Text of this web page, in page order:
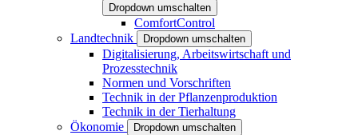
Dropdown umschalten
ComfortControl
Landtechnik
Dropdown umschalten
Digitalisierung, Arbeitswirtschaft und
Prozesstechnik
Normen und Vorschriften
Technik in der Pflanzenproduktion
Technik in der Tierhaltung
Ökonomie
Dropdown umschalten